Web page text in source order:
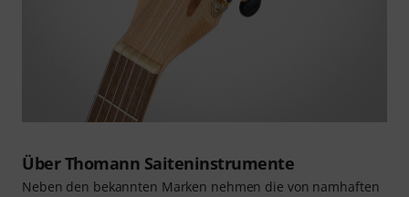
Über Thomann Saiteninstrumente
Neben den bekannten Marken nehmen die von namhaften